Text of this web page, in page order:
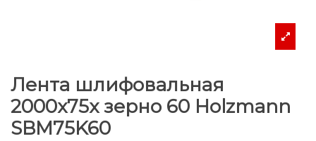
Лента шлифовальная
2000x75x зерно 60 Holzmann
SBM75K60